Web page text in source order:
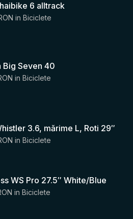
6 alltrack
in Biciclete
Big Seven 40
in Biciclete
3.6, mărime L, Roti 29″
in Biciclete
WS Pro 27.5″ White/Blue
in Biciclete